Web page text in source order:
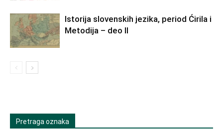
Istorija slovenskih jezika, period Ćirila i
Metodija – deo II
Pretraga oznaka